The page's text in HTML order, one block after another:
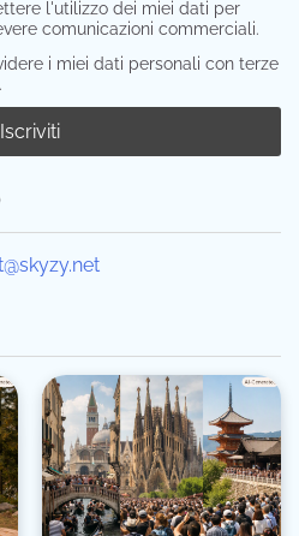
l'utilizzo dei miei dati per
comunicazioni commerciali.
i miei dati personali con terze